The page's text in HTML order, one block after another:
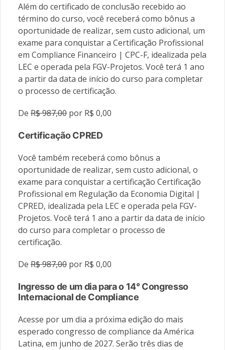
Além do certificado de conclusão recebido ao
término do curso, você receberá como bônus a
oportunidade de realizar, sem custo adicional, um
exame para conquistar a Certificação Profissional
em Compliance Financeiro | CPC-F, idealizada pela
LEC e operada pela FGV-Projetos. Você terá 1 ano
a partir da data de início do curso para completar
o processo de certificação.
De R$ 987,00 por R$ 0,00
Certificação CPRED
Você também receberá como bônus a
oportunidade de realizar, sem custo adicional, o
exame para conquistar a certificação Certificação
Profissional em Regulação da Economia Digital |
CPRED, idealizada pela LEC e operada pela FGV-
Projetos. Você terá 1 ano a partir da data de início
do curso para completar o processo de
certificação.
De R$ 987,00 por R$ 0,00
Ingresso de um dia para o 14° Congresso
Internacional de Compliance
Acesse por um dia a próxima edição do mais
esperado congresso de compliance da América
Latina, em junho de 2027. Serão três dias de